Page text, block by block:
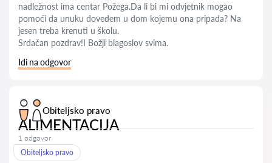
nadležnost ima centar Požega.Da li bi mi odvjetnik mogao
pomoći da unuku dovedem u dom kojemu ona pripada? Na
jesen treba krenuti u školu.
Srdačan pozdrav!I Božji blagoslov svima.
Idi na odgovor
Obiteljsko pravo
ALIMENTACIJA
1 odgovor
Obiteljsko pravo